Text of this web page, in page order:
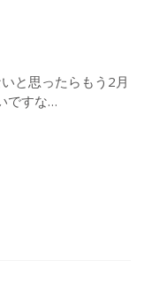
と思ったらもう2月
ですな…